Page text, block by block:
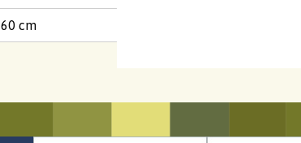
60 cm